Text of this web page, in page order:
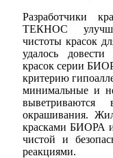
Разработчики
ТЕКНОС
чистоты красок
удалось
красок серии
критерию
минимальные и
окрашивания.
красками БИОРА
чистой и
реакциями.